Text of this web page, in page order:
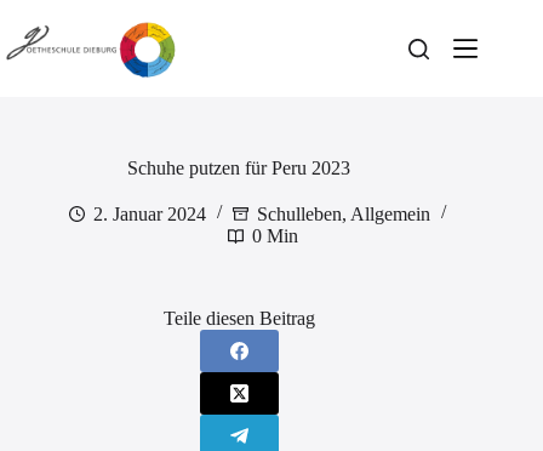
Inhalt
springen
Schuhe putzen für Peru 2023
2. Januar 2024 Schulleben, Allgemein
0 Min
Teile diesen Beitrag